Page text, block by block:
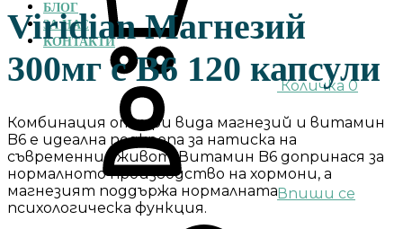
БЛОГ
ЗА НАС
КОНТАКТИ
Впиши се
Количка 0
Viridian Магнезий
300мг с В6 120 капсули
Комбинация от три вида магнезий и витамин
B6 е идеална подкрепа за натиска на
съвременния живот. Витамин B6 допринася за
нормалното производство на хормони, а
магнезият поддържа нормалната
психологическа функция.